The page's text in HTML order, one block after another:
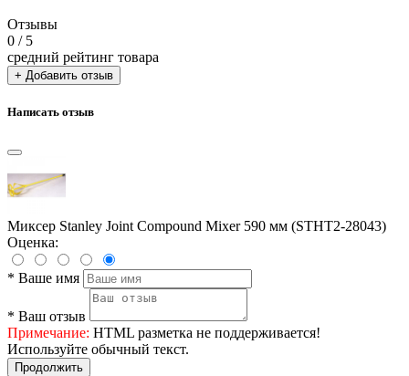
Отзывы
0 / 5
средний рейтинг товара
+ Добавить отзыв
Написать отзыв
Миксер Stanley Joint Compound Mixer 590 мм (STHT2-28043)
Оценка:
* Ваше имя
* Ваш отзыв
Примечание: HTML разметка не поддерживается!
Используйте обычный текст.
Продолжить